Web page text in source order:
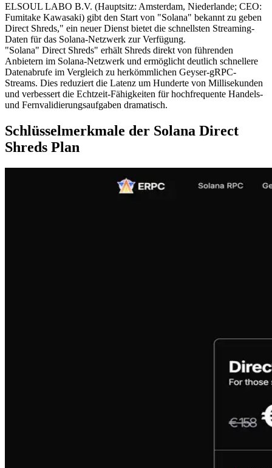
ELSOUL LABO B.V. (Hauptsitz: Amsterdam, Niederlande; CEO:
Fumitake Kawasaki) gibt den Start von "Solana" bekannt zu geben
Direct Shreds," ein neuer Dienst bietet die schnellsten Streaming-
Daten für das Solana-Netzwerk zur Verfügung.
"Solana" Direct Shreds" erhält Shreds direkt von führenden
Anbietern im Solana-Netzwerk und ermöglicht deutlich schnellere
Datenabrufe im Vergleich zu herkömmlichen Geyser-gRPC-
Streams. Dies reduziert die Latenz um Hunderte von Millisekunden
und verbessert die Echtzeit-Fähigkeiten für hochfrequente Handels-
und Fernvalidierungsaufgaben dramatisch.
Schlüsselmerkmale der Solana Direct
Shreds Plan